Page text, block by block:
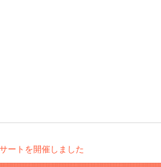
ートを開催しました